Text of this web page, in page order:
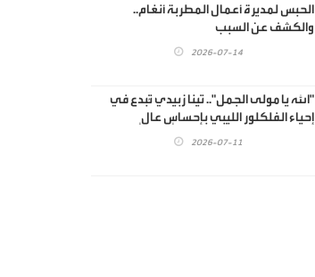
الحبس لمديرة أعمال المطربة أنغام..
والكشف عن السبب
2026-07-14
"الله يا مولى الجمل".. تينا زبيدي تُبدع في
إحياء الفلكلور الليبي بإحساسٍ عالٍ
2026-07-11